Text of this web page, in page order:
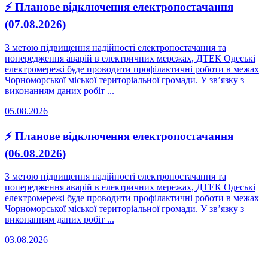
⚡ Планове відключення електропостачання
(07.08.2026)
З метою підвищення надійності електропостачання та
попередження аварій в електричних мережах, ДТЕК Одеські
електромережі буде проводити профілактичні роботи в межах
Чорноморської міської територіальної громади. У зв’язку з
виконанням даних робіт ...
05.08.2026
⚡ Планове відключення електропостачання
(06.08.2026)
З метою підвищення надійності електропостачання та
попередження аварій в електричних мережах, ДТЕК Одеські
електромережі буде проводити профілактичні роботи в межах
Чорноморської міської територіальної громади. У зв’язку з
виконанням даних робіт ...
03.08.2026